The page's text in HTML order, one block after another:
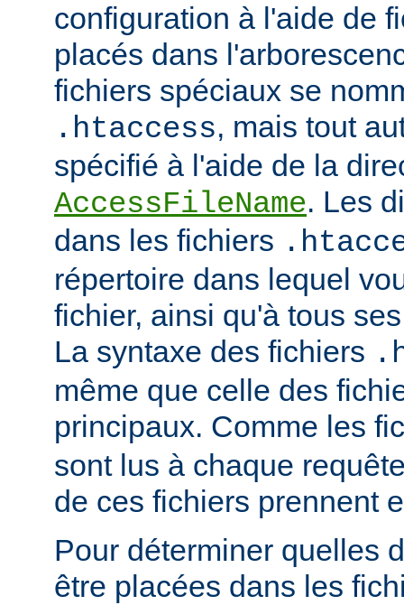
configuration à l'aide de
placés dans
fichiers spéciaux se
.htaccess, mais tout
spécifié à l'aide de la
AccessFileName. Les
dans les fichiers
répertoire dans lequel
fichier, ainsi qu'à tous
La syntaxe des fichiers
même que celle des
principaux. Comme les
sont lus à chaque
de ces fichiers prennent
Pour déterminer quelles
être placées dans les